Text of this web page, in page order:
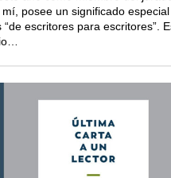
posee un significado
“de escritores para escritores”.